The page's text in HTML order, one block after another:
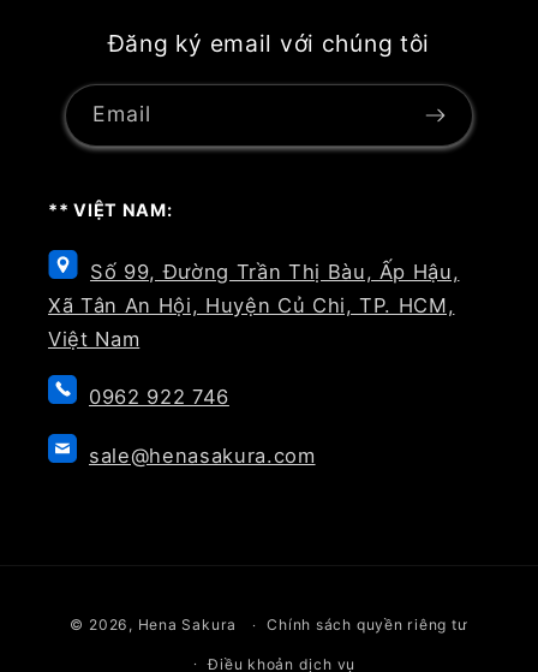
Đăng ký email với chúng tôi
Email
** VIỆT NAM:
Số 99, Đường Trần Thị Bàu, Ấp Hậu,
Xã Tân An Hội, Huyện Củ Chi, TP. HCM,
Việt Nam
0962 922 746
sale@henasakura.com
thức
© 2026, Hena Sakura Chính sách quyền riêng tư
Điều khoản dịch vụ